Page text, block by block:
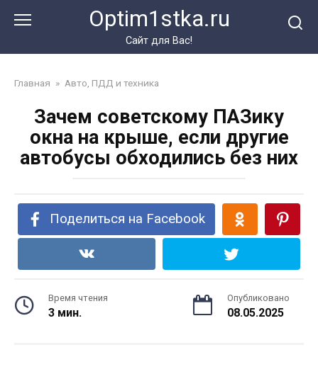
Optim1stka.ru
Сайт для Вас!
Главная » Авто, ПДД и техника
Зачем советскому ПАЗику
окна на крыше, если другие
автобусы обходились без них
Поделиться на Facebook
Время чтения
3 мин.
Опубликовано
08.05.2025